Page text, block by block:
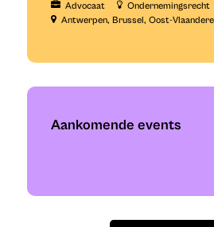
Advocaat Ondernemingsrecht
Antwerpen Brussel Oost-
Aankomende events